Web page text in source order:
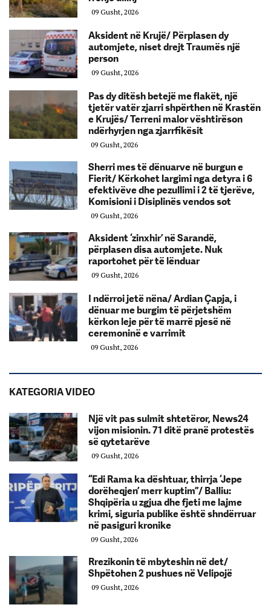
09 Gusht, 2026
Aksident në Krujë/ Përplasen dy
automjete, niset drejt Traumës një
person
09 Gusht, 2026
Pas dy ditësh betejë me flakët, një
tjetër vatër zjarri shpërthen në Krastën
e Krujës/ Terreni malor vështirëson
ndërhyrjen nga zjarrfikësit
09 Gusht, 2026
Sherri mes të dënuarve në burgun e
Fierit/ Kërkohet largimi nga detyra i 6
efektivëve dhe pezullimi i 2 të tjerëve,
Komisioni i Disiplinës vendos sot
09 Gusht, 2026
Aksident ‘zinxhir’ në Sarandë,
përplasen disa automjete. Nuk
raportohet për të lënduar
09 Gusht, 2026
I ndërroi jetë nëna/ Ardian Çapja, i
dënuar me burgim të përjetshëm
kërkon leje për të marrë pjesë në
ceremoninë e varrimit
09 Gusht, 2026
KATEGORIA VIDEO
Një vit pas sulmit shtetëror, News24
vijon misionin. 71 ditë pranë protestës
së qytetarëve
09 Gusht, 2026
“Edi Rama ka dështuar, thirrja ‘Jepe
dorëheqjen’ merr kuptim”/ Balliu:
Shqipëria u zgjua dhe fjeti me lajme
krimi, siguria publike është shndërruar
në pasiguri kronike
09 Gusht, 2026
Rrezikonin të mbyteshin në det/
Shpëtohen 2 pushues në Velipojë
09 Gusht, 2026